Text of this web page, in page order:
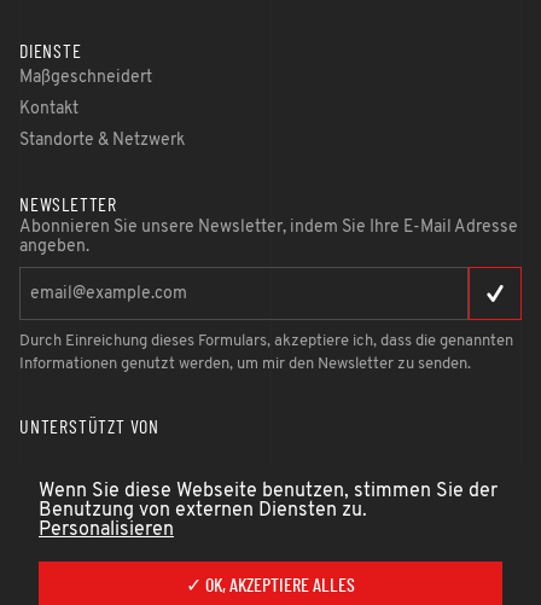
DIENSTE
Maßgeschneidert
Kontakt
Standorte & Netzwerk
NEWSLETTER
Abonnieren Sie unsere Newsletter, indem Sie Ihre E-Mail Adresse
angeben.
Durch Einreichung dieses Formulars, akzeptiere ich, dass die genannten
Informationen genutzt werden, um mir den Newsletter zu senden.
UNTERSTÜTZT VON
Wenn Sie diese Webseite benutzen, stimmen Sie der
Benutzung von externen Diensten zu.
Personalisieren
✓ OK, AKZEPTIERE ALLES